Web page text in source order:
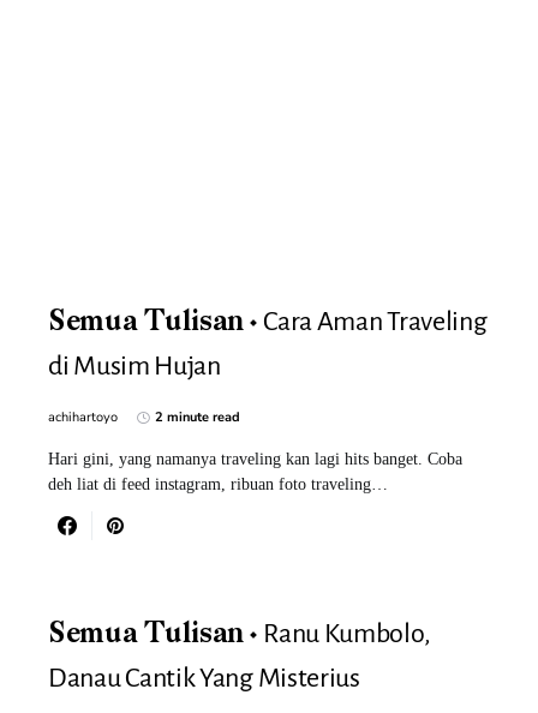
Semua Tulisan
Cara Aman Traveling
di Musim Hujan
achihartoyo 2 minute read
Hari gini, yang namanya traveling kan lagi hits banget. Coba
deh liat di feed instagram, ribuan foto traveling…
Semua Tulisan
Ranu Kumbolo,
Danau Cantik Yang Misterius